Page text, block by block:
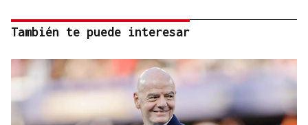
También te puede interesar